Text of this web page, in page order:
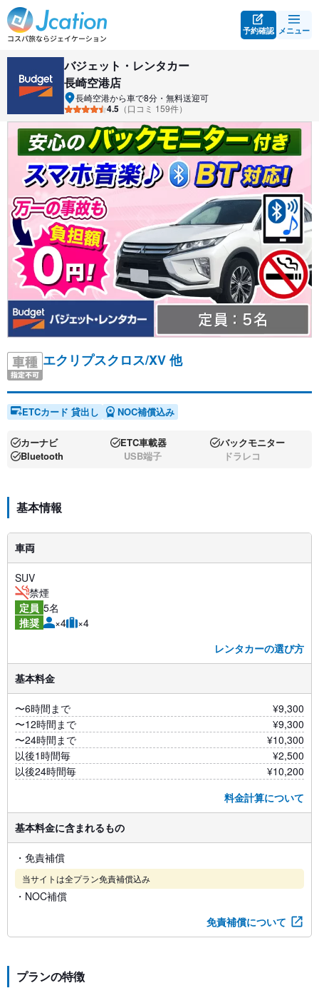
予約確認 メニュー
バジェット・レンタカー
長崎空港店
長崎空港から車で8分・無料送迎可
4.5 （口コミ 159件）
エクリプスクロス/XV 他
ETCカード 貸出し NOC補償込み
カーナビ ETC車載器
バックモニター
Bluetooth
USB端子 ドラレコ
基本情報
車両
SUV
禁煙
定員 5名
推奨
×4
×4
レンタカーの選び方
基本料金
〜6時間まで
¥9,300
〜12時間まで
¥9,300
〜24時間まで
¥10,300
以後1時間毎
¥2,500
以後24時間毎
¥10,200
料金計算について
基本料金に含まれるもの
・免責補償
当サイトは全プラン免責補償込み
・NOC補償
免責補償について
プランの特徴